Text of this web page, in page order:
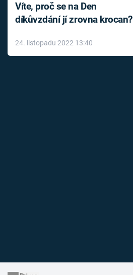
Víte, proč se na Den
díkůvzdání jí zrovna krocan?
24. listopadu 2022 13:40